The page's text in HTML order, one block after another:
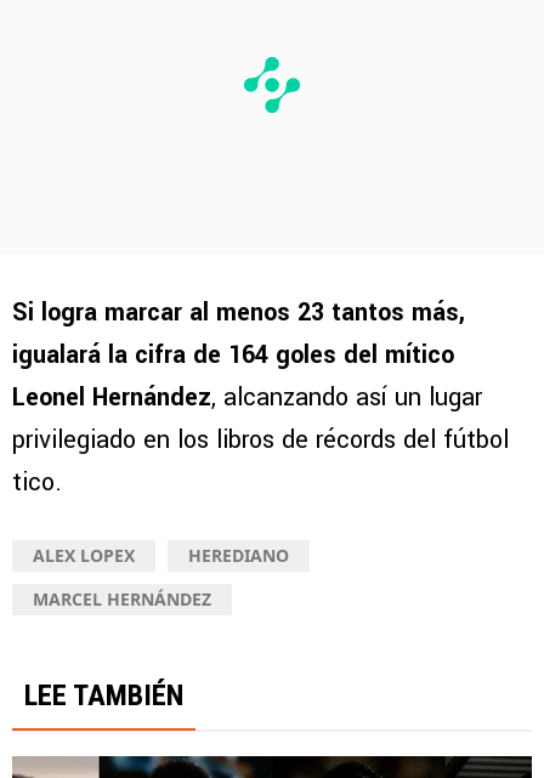
Si logra marcar al menos 23 tantos más,
igualará la cifra de 164 goles del mítico
Leonel Hernández, alcanzando así un lugar
privilegiado en los libros de récords del fútbol
tico.
ALEX LOPEX
HEREDIANO
MARCEL HERNÁNDEZ
LEE TAMBIÉN